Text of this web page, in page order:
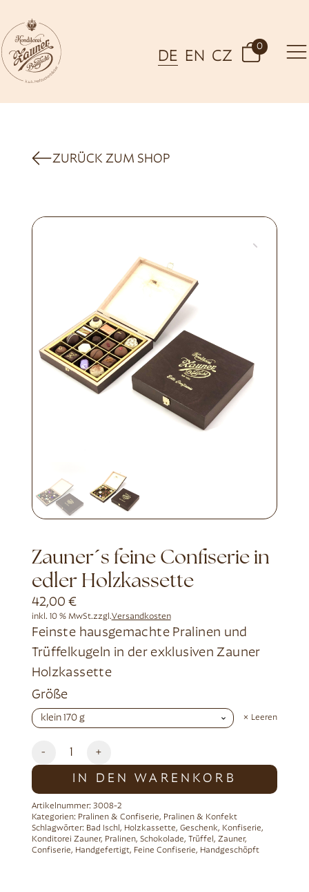
DE EN CZ
0
ZURÜCK ZUM SHOP
Zauner´s feine Confiserie in
edler Holzkassette
42,00 €
inkl. 10 % MwSt.zzgl.Versandkosten
Feinste hausgemachte Pralinen und
Trüffelkugeln in der exklusiven Zauner
Holzkassette
Größe
Leeren
- +
IN DEN WARENKORB
Alternative:
Artikelnummer: 3008-2
Kategorien: Pralinen & Confiserie, Pralinen & Konfekt
Schlagwörter: Bad Ischl, Holzkassette, Geschenk, Konfiserie,
Konditorei Zauner, Pralinen, Schokolade, Trüffel, Zauner,
Confiserie, Handgefertigt, Feine Confiserie, Handgeschöpft